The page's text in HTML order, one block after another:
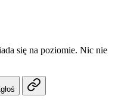
się na poziomie. Nic nie